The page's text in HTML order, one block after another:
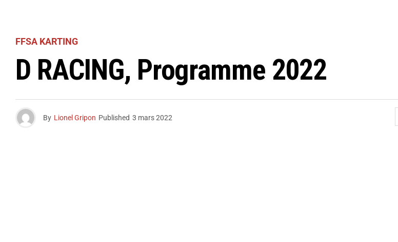
FFSA KARTING
D RACING, Programme 2022
By Lionel Gripon Published 3 mars 2022